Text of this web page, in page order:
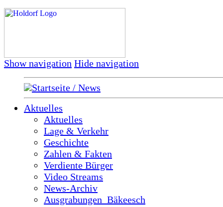
Show navigation Hide navigation
Startseite / News
Aktuelles
Aktuelles
Lage & Verkehr
Geschichte
Zahlen & Fakten
Verdiente Bürger
Video Streams
News-Archiv
Ausgrabungen_Bäkeesch